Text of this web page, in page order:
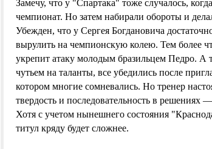
Замечу, что у "Спартака" тоже случалось,
чемпионат. Но затем набирали обороты и
Убежден, что у Сергея Богдановича
вырулить на чемпионскую колею. Тем более
укрепит атаку молодым бразильцем Педро. А
чутьем на таланты, все убедились после
котором многие сомневались. Но тренер
твердость и последовательность в решениях
Хотя с учетом нынешнего состояния
титул кряду будет сложнее.